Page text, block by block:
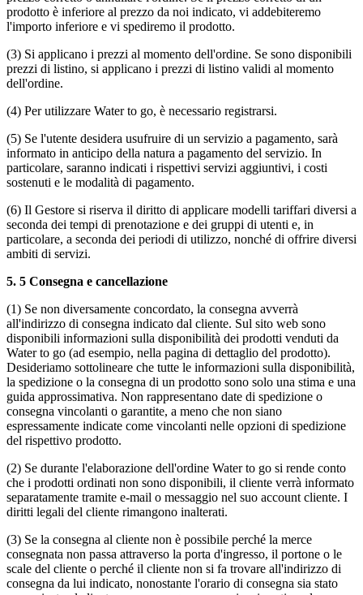
prodotto è inferiore al prezzo da noi indicato, vi addebiteremo
l'importo inferiore e vi spediremo il prodotto.
(3) Si applicano i prezzi al momento dell'ordine. Se sono disponibili
prezzi di listino, si applicano i prezzi di listino validi al momento
dell'ordine.
(4) Per utilizzare Water to go, è necessario registrarsi.
(5) Se l'utente desidera usufruire di un servizio a pagamento, sarà
informato in anticipo della natura a pagamento del servizio. In
particolare, saranno indicati i rispettivi servizi aggiuntivi, i costi
sostenuti e le modalità di pagamento.
(6) Il Gestore si riserva il diritto di applicare modelli tariffari diversi a
seconda dei tempi di prenotazione e dei gruppi di utenti e, in
particolare, a seconda dei periodi di utilizzo, nonché di offrire diversi
ambiti di servizi.
5. 5 Consegna e cancellazione
(1) Se non diversamente concordato, la consegna avverrà
all'indirizzo di consegna indicato dal cliente. Sul sito web sono
disponibili informazioni sulla disponibilità dei prodotti venduti da
Water to go (ad esempio, nella pagina di dettaglio del prodotto).
Desideriamo sottolineare che tutte le informazioni sulla disponibilità,
la spedizione o la consegna di un prodotto sono solo una stima e una
guida approssimativa. Non rappresentano date di spedizione o
consegna vincolanti o garantite, a meno che non siano
espressamente indicate come vincolanti nelle opzioni di spedizione
del rispettivo prodotto.
(2) Se durante l'elaborazione dell'ordine Water to go si rende conto
che i prodotti ordinati non sono disponibili, il cliente verrà informato
separatamente tramite e-mail o messaggio nel suo account cliente. I
diritti legali del cliente rimangono inalterati.
(3) Se la consegna al cliente non è possibile perché la merce
consegnata non passa attraverso la porta d'ingresso, il portone o le
scale del cliente o perché il cliente non si fa trovare all'indirizzo di
consegna da lui indicato, nonostante l'orario di consegna sia stato